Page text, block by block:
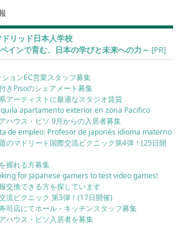
リッド日本人学校
インで育む、日本の学びと未来への力～ [PR]
ションEC営業スタッフ募集
きPisoのシェアメート募集
アーティストに最適なスタジオ賃貸
apartamento exterior en zona Pacifico
ハウス・ピソ 9月からの入居者募集
de empleo: Profesor de japonés idioma materno
のマドリード国際交流ピクニック第4弾！(25日開
握れる方募集
for Japanese gamers to test video games!
交換できる方を探しています
流ピクニック 第3弾！(17日開催)
司店にてホール・キッチンスタッフ募集
ハウス・ピソ入居者を募集